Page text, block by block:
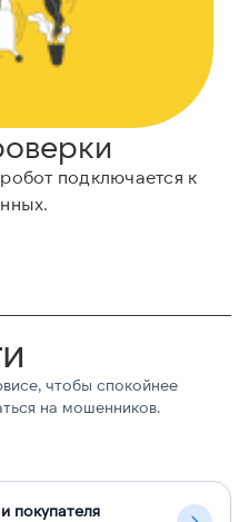
подключается к
чтобы спокойнее
на мошенников.
покупателя